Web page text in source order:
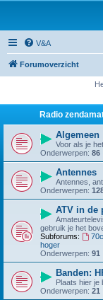
V&A
Forumoverzicht
Radio
Algemeen
Voor als je
Onderwerpen: 86
Antennes
Antennes,
Onderwerpen:
ATV in de
gebruik je het
Subforums:
hoger
Onderwerpen: 91
Banden:
Plaats hier je
Onderwerpen: 21